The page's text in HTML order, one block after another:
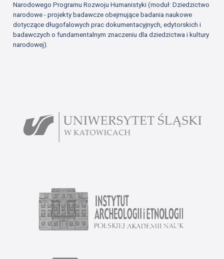
Narodowego Programu Rozwoju Humanistyki (moduł: Dziedzictwo
narodowe - projekty badawcze obejmujące badania naukowe
dotyczące długofalowych prac dokumentacyjnych, edytorskich i
badawczych o fundamentalnym znaczeniu dla dziedzictwa i kultury
narodowej).